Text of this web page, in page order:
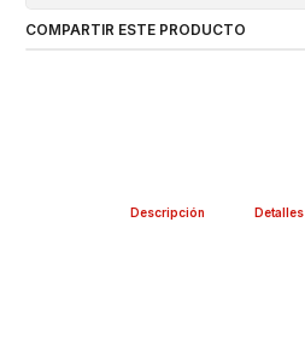
COMPARTIR ESTE PRODUCTO
Descripción Detalles